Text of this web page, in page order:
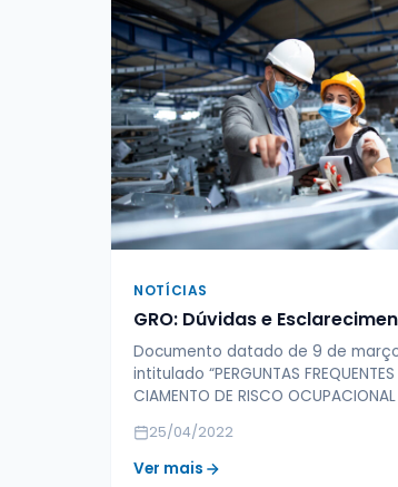
NOTÍCIAS
GRO: Dúvidas e
Documento datado de 9 de
intitulado “PERGUNTAS
CIAMENTO DE RISCO
25/04/2022
Ver mais